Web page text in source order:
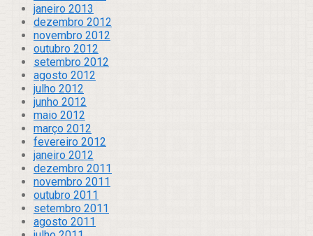
janeiro 2013
dezembro 2012
novembro 2012
outubro 2012
setembro 2012
agosto 2012
julho 2012
junho 2012
maio 2012
março 2012
fevereiro 2012
janeiro 2012
dezembro 2011
novembro 2011
outubro 2011
setembro 2011
agosto 2011